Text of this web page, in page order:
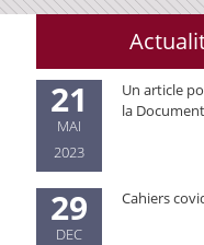
21
MAI
2023
Un article
la
29
DEC
Cahiers